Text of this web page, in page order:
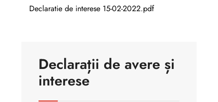
Declaratie de interese 15-02-2022.pdf
Declarații de avere și
interese